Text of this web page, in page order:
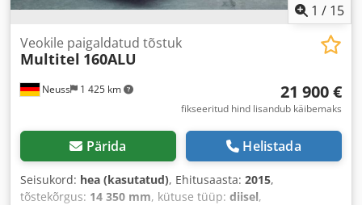
1 / 15
Neuss 1 425 km
Veokile paigaldatud tõstuk
Multitel 160ALU
21 900 €
fikseeritud hind lisandub käibemaks
Pärida Helistada
Seisukord: hea (kasutatud), Ehitusaasta: 2015,
tõstekõrgus: 14 350 mm, kütuse tüüp: diisel,